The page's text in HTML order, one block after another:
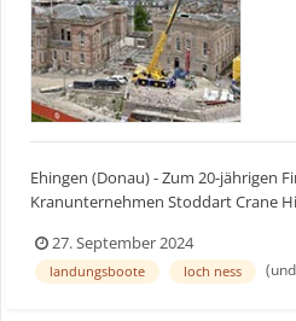
Ehingen (Donau) - Zum 20-jährigen
Kranunternehmen Stoddart Crane
schottische Krandienstleister einen
1150-5.3 in Betrieb. Das
27. September 2024
landungsboote loch ness